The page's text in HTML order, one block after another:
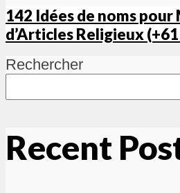
142 Idées de noms pour
d’Articles Religieux
Rechercher
Recent